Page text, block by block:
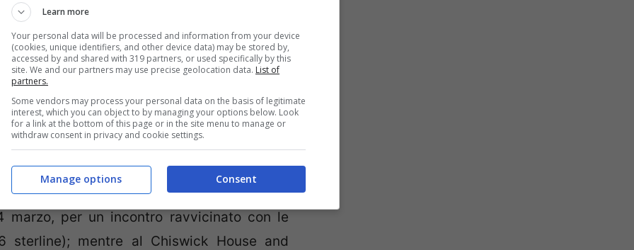
al London Wetland Centre
, un’occasione
natura in questo meraviglioso parco e al
proprio per la Pasqua e scoprire dove si
tutto al costo di una solo 1 sterlina (per 5
costruire la propria papera di Lego
Sensational Butterflies at the Natural History
per un incontro ravvicinato con le
sterline); mentre al Chiswick House and
Learn more
Your personal data will be processed and information from your device
(cookies, unique identifiers, and other device data) may be stored by,
accessed by and shared with 319 partners, or used specifically by this
site. We and our partners may use precise geolocation data. List of
partners.
Some vendors may process your personal data on the basis of legitimate
interest, which you can object to by managing your options below. Look
for a link at the bottom of this page or in the site menu to manage or
withdraw consent in privacy and cookie settings.
Consent
Manage options